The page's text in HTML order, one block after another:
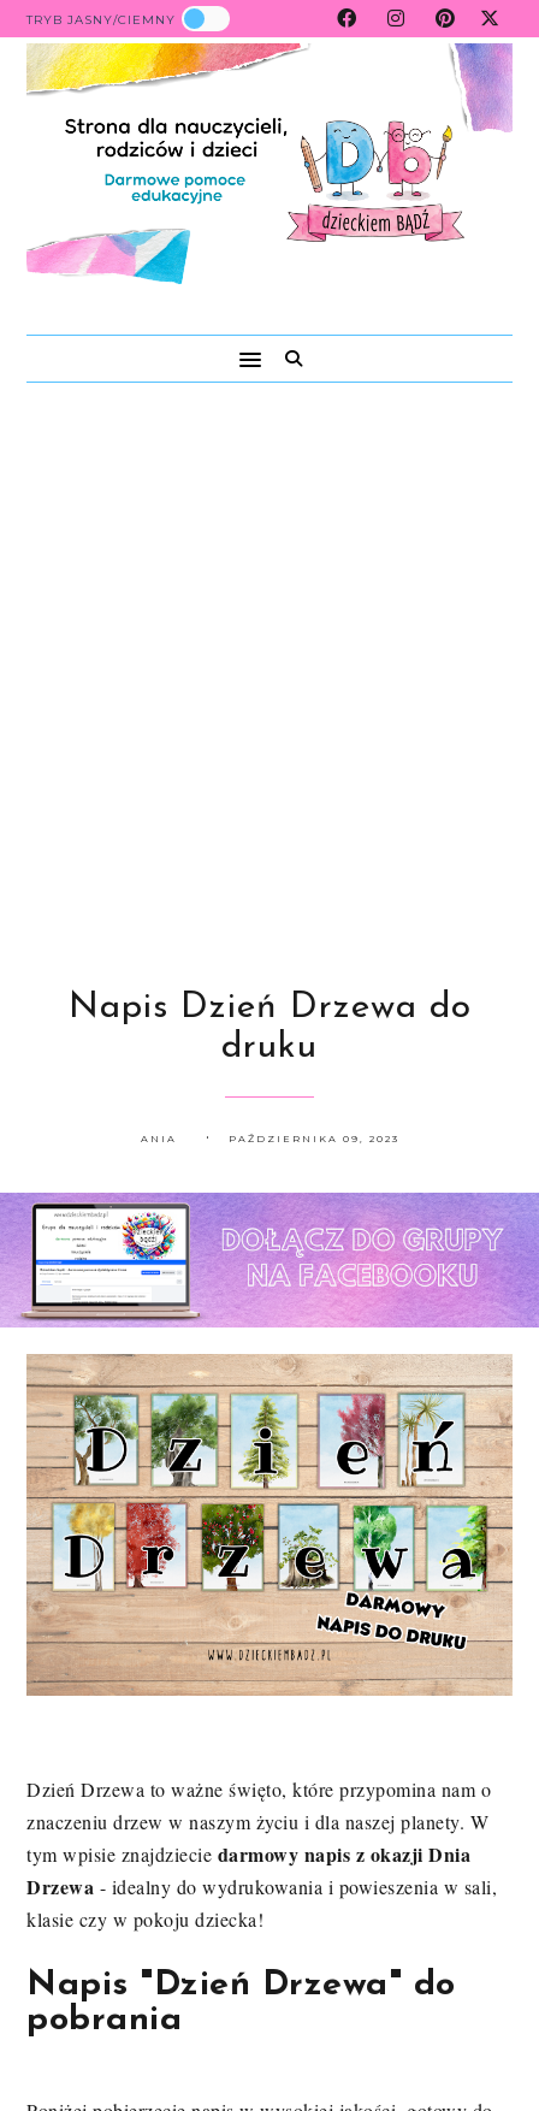
TRYB JASNY/CIEMNY
Napis Dzień Drzewa do
druku
ANIA PAŹDZIERNIKA 09, 2023
Dzień Drzewa to ważne święto, które przypomina nam o
znaczeniu drzew w naszym życiu i dla naszej planety. W
tym wpisie znajdziecie darmowy napis z okazji Dnia
Drzewa - idealny do wydrukowania i powieszenia w sali,
klasie czy w pokoju dziecka!
Napis "Dzień Drzewa" do
pobrania